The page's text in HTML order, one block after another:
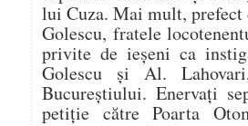
lui Cuza. Mai mult, prefect
Golescu, fratele
privite de ieşeni ca
Golescu şi Al.
Bucureştiului. Enervaţi
petiţie către Poarta